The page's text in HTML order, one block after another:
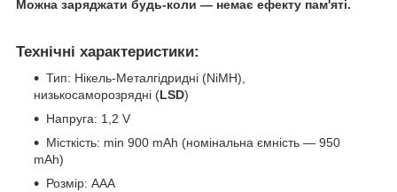
Можна заряджати будь-коли — немає ефекту пам'яті.
Технічні характеристики:
Тип: Нікель-Металгідридні (NiMH),
низькосаморозрядні (LSD)
Напруга: 1,2 V
Місткість: min 900 mAh (номінальна ємність — 950
mAh)
Розмір: AАA